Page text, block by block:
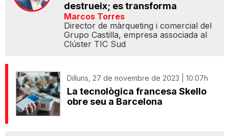
destrueix; es transforma
Marcos Torres
Director de màrqueting i comercial del
Grupo Castilla, empresa associada al
Clúster TIC Sud
Dilluns, 27 de novembre de 2023 | 10:07h
La tecnològica francesa Skello
obre seu a Barcelona